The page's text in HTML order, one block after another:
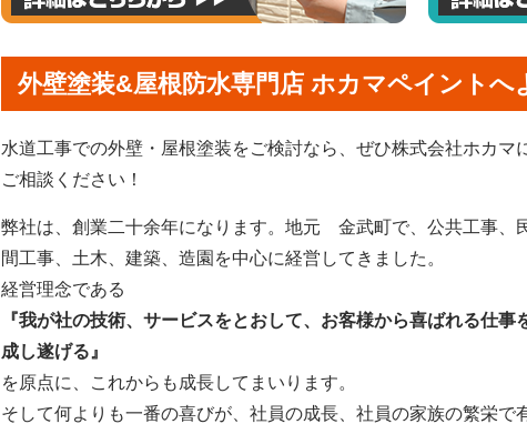
外壁塗装&屋根防水専門店 ホカマペイントへ
水道工事での外壁・屋根塗装をご検討なら、ぜひ株式会社ホカマ
ご相談ください！
弊社は、創業二十余年になります。地元 金武町で、公共工事、
間工事、土木、建築、造園を中心に経営してきました。
経営理念である
『我が社の技術、サービスをとおして、お客様から喜ばれる仕事
成し遂げる』
を原点に、これからも成長してまいります。
そして何よりも一番の喜びが、社員の成長、社員の家族の繁栄で